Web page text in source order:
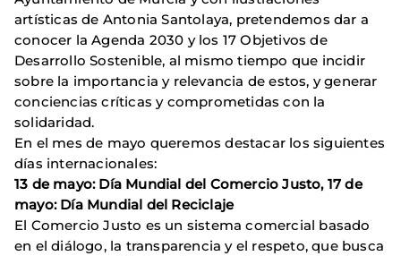
artísticas de Antonia Santolaya, pretendemos dar a
conocer la Agenda 2030 y los 17 Objetivos de
Desarrollo Sostenible, al mismo tiempo que incidir
sobre la importancia y relevancia de estos, y generar
conciencias críticas y comprometidas con la
solidaridad.
En el mes de mayo queremos destacar los siguientes
días internacionales:
13 de mayo: Día Mundial del Comercio Justo, 17 de
mayo: Día Mundial del Reciclaje
El Comercio Justo es un sistema comercial basado
en el diálogo, la transparencia y el respeto, que busca